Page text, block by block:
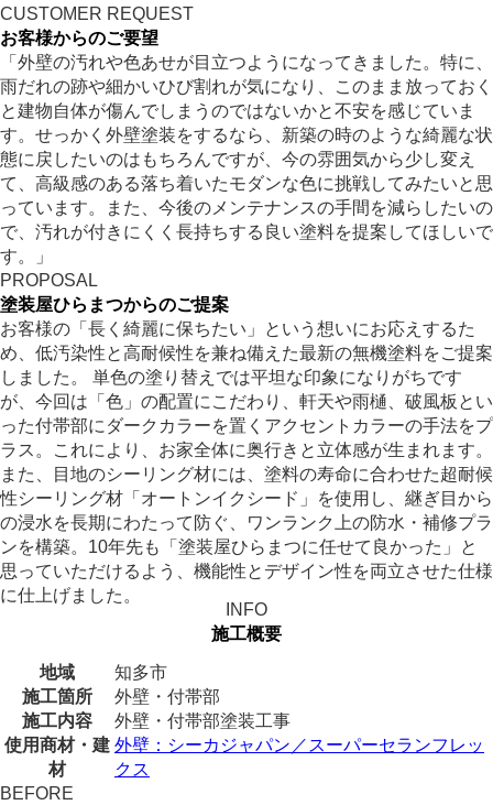
CUSTOMER REQUEST
お客様からのご要望
「外壁の汚れや色あせが目立つようになってきました。特に、
雨だれの跡や細かいひび割れが気になり、このまま放っておく
と建物自体が傷んでしまうのではないかと不安を感じていま
す。せっかく外壁塗装をするなら、新築の時のような綺麗な状
態に戻したいのはもちろんですが、今の雰囲気から少し変え
て、高級感のある落ち着いたモダンな色に挑戦してみたいと思
っています。また、今後のメンテナンスの手間を減らしたいの
で、汚れが付きにくく長持ちする良い塗料を提案してほしいで
す。」
PROPOSAL
塗装屋ひらまつからのご提案
お客様の「長く綺麗に保ちたい」という想いにお応えするた
め、低汚染性と高耐候性を兼ね備えた最新の無機塗料をご提案
しました。 単色の塗り替えでは平坦な印象になりがちです
が、今回は「色」の配置にこだわり、軒天や雨樋、破風板とい
った付帯部にダークカラーを置くアクセントカラーの手法をプ
ラス。これにより、お家全体に奥行きと立体感が生まれます。
また、目地のシーリング材には、塗料の寿命に合わせた超耐候
性シーリング材「オートンイクシード」を使用し、継ぎ目から
の浸水を長期にわたって防ぐ、ワンランク上の防水・補修プラ
ンを構築。10年先も「塗装屋ひらまつに任せて良かった」と
思っていただけるよう、機能性とデザイン性を両立させた仕様
に仕上げました。
INFO
施工概要
地域
知多市
施工箇所
外壁・付帯部
施工内容
外壁・付帯部塗装工事
使用商材・建
材
外壁：シーカジャパン／スーパーセランフレッ
クス
BEFORE